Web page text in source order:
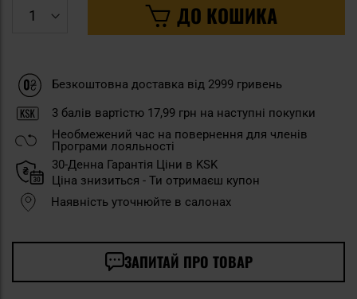
ДО КОШИКА
Безкоштовна доставка від 2999 гривень
3 балів вартістю 17,99 грн на наступні покупки
Необмежений час на повернення для членів
Програми лояльності
30-Денна Гарантія Ціни в KSK
Ціна знизиться - Ти отримаєш купон
Наявність уточнюйте в салонах
ЗАПИТАЙ ПРО ТОВАР